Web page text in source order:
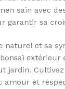
sain avec
garantir sa
naturel et sa
extérieur
jardin.
amour et